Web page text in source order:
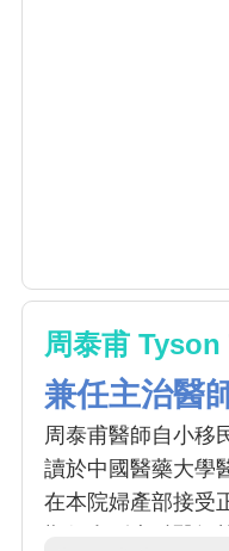
周泰甫
兼任主治醫
周泰甫醫師自小移
讀於中國醫藥大學
在本院婦產部接受